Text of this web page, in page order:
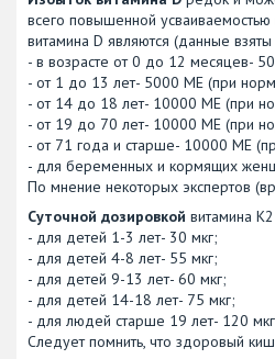
всего повышенной
витамина D являются (данные
- в возрасте от 0 до 12 месяцев-
- от 1 до 13 лет- 5000 МЕ (при
- от 14 до 18 лет- 10000 МЕ (при
- от 19 до 70 лет- 10000 МЕ (при
- от 71 года и старше- 10000 МЕ
- для беременных и кормящих
По мнение некоторых экспертов
Суточной дозировкой витамина К2
- для детей 1-3 лет- 30 мкг;
- для детей 4-8 лет- 55 мкг;
- для детей 9-13 лет- 60 мкг;
- для детей 14-18 лет- 75 мкг;
- для людей старше 19 лет- 120
Следует помнить, что здоровый